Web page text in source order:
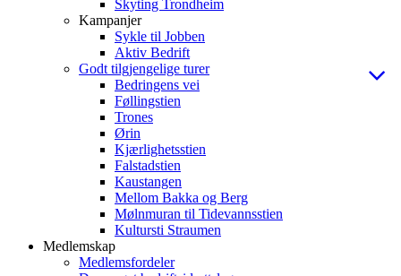
Skyting Trondheim
Kampanjer
Sykle til Jobben
Aktiv Bedrift
Godt tilgjengelige turer
Bedringens vei
Føllingstien
Trones
Ørin
Kjærlighetsstien
Falstadstien
Kaustangen
Mellom Bakka og Berg
Mølnmuran til Tidevannsstien
Kultursti Straumen
Medlemskap
Medlemsfordeler